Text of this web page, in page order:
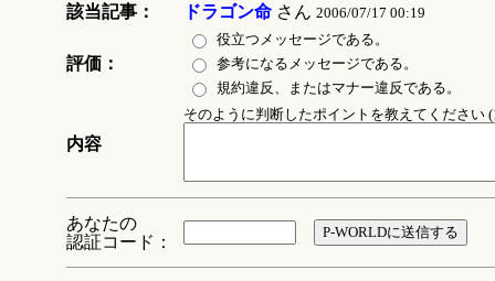
該当記事： ドラゴン命さん 2006/07/17 00:19
評価：
役立つメッセージである。
参考になるメッセージである。
規約違反、またはマナー違反である。
内容
そのように判断したポイントを教えてください
あなたの
認証コード：